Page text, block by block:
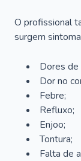
O profissional
surgem
Dores de
Dor no
Febre;
Refluxo;
Enjoo;
Tontura;
Falta de